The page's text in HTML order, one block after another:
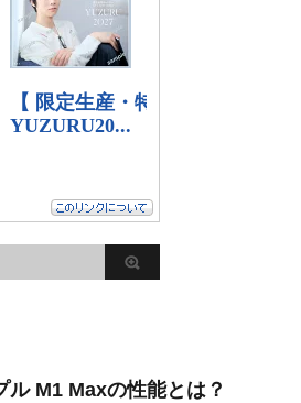
ル M1 Maxの性能とは？